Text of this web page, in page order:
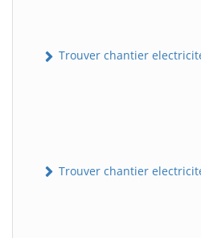
Trouver chantier
Trouver chantier